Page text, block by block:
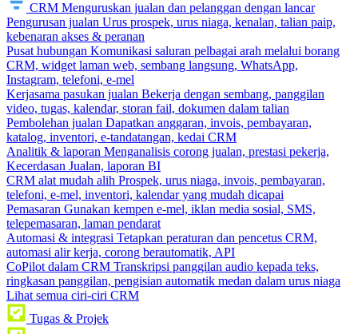
CRM Menguruskan jualan dan pelanggan dengan lancar
Pengurusan jualan Urus prospek, urus niaga, kenalan, talian paip,
kebenaran akses & peranan
Pusat hubungan Komunikasi saluran pelbagai arah melalui borang
CRM, widget laman web, sembang langsung, WhatsApp,
Instagram, telefoni, e-mel
Kerjasama pasukan jualan Bekerja dengan sembang, panggilan
video, tugas, kalendar, storan fail, dokumen dalam talian
Pembolehan jualan Dapatkan anggaran, invois, pembayaran,
katalog, inventori, e-tandatangan, kedai CRM
Analitik & laporan Menganalisis corong jualan, prestasi pekerja,
Kecerdasan Jualan, laporan BI
CRM alat mudah alih Prospek, urus niaga, invois, pembayaran,
telefoni, e-mel, inventori, kalendar yang mudah dicapai
Pemasaran Gunakan kempen e-mel, iklan media sosial, SMS,
telepemasaran, laman pendarat
Automasi & integrasi Tetapkan peraturan dan pencetus CRM,
automasi alir kerja, corong berautomatik, API
CoPilot dalam CRM Transkripsi panggilan audio kepada teks,
ringkasan panggilan, pengisian automatik medan dalam urus niaga
Lihat semua ciri-ciri CRM
Tugas & Projek